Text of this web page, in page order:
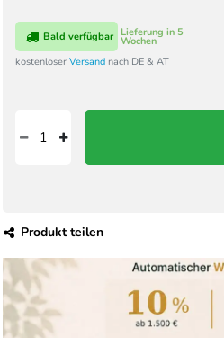
Lieferung in 5
Wochen
Bald verfügbar
kostenloser Versand nach DE & AT
Produkt teilen